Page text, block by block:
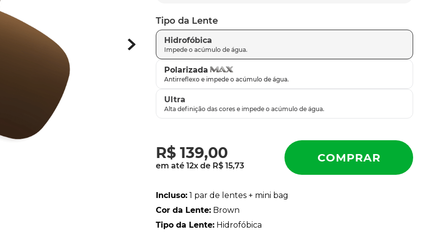
Tipo da Lente
Hidrofóbica
Polarizada
Ultra
R$ 139,00
em até12x de R$ 15,73
Incluso: 1 par de lentes + mini bag
Cor da Lente: Brown
Tipo da Lente: Hidrofóbica
8
latch